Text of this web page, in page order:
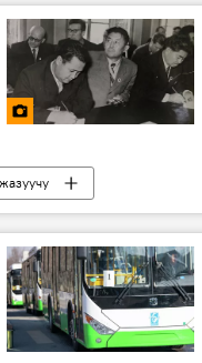
жазуучу